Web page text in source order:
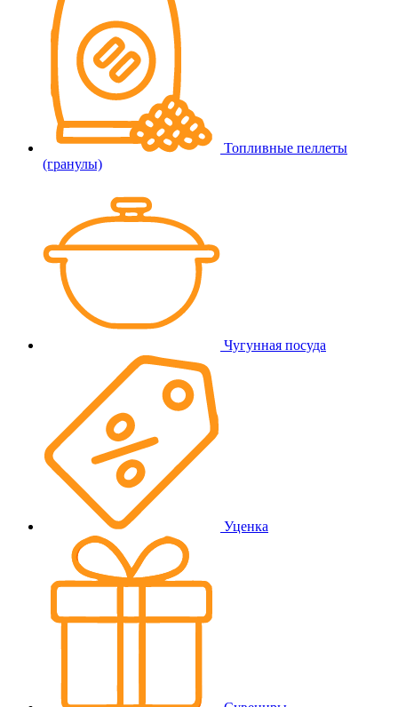
Топливные пеллеты
(гранулы)
Чугунная посуда
Уценка